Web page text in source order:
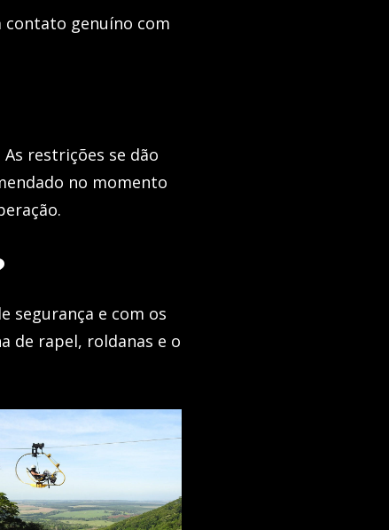
genuíno com
restrições se dão
no momento
segurança e com os
de rapel, roldanas e o